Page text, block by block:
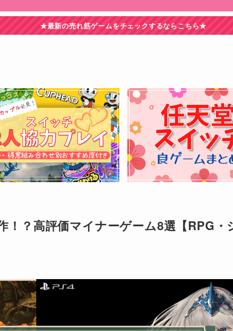
★最新の売れ筋ゲームをチェックするならこちら★
！？高評価マイナーゲーム8選【RPG・